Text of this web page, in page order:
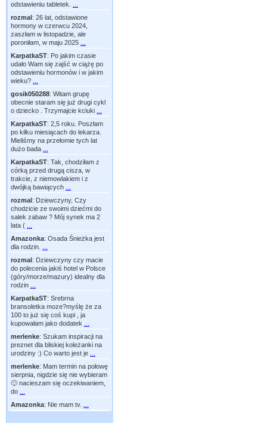
odstawieniu tabletek.
rozmal: 26 lat, odstawione
hormony w czerwcu 2024,
zaszłam w listopadzie, ale
poroniłam, w maju 2025
KarpatkaST: Po jakim czasie
udało Wam się zajść w ciążę po
odstawieniu hormonów i w jakim
wieku?
gosik050288: Witam grupę
obecnie staram się już drugi cykl
o dziecko . Trzymajcie kciuki
KarpatkaST: 2,5 roku. Poszłam
po kilku miesiącach do lekarza.
Mieliśmy na przełomie tych lat
dużo bada
KarpatkaST: Tak, chodziłam z
córką przed drugą cisza, w
trakcie, z niemowlakiem i z
dwójką bawiących
rozmal: Dziewczyny, Czy
chodzicie ze swoimi dziećmi do
salek zabaw ? Mój synek ma 2
lata (
Amazonka: Osada Śnieżka jest
dla rodzin.
rozmal: Dziewczyny czy macie
do polecenia jakiś hotel w Polsce
(góry/morze/mazury) idealny dla
rodzin
KarpatkaST: Srebrna
bransoletka moze?myślę że za
100 to już się coś kupi , ja
kupowałam jako dodatek
merlenke: Szukam inspiracji na
preznet dla bliskiej koleżanki na
urodziny :) Co warto jest je
merlenke: Mam termin na połowę
sierpnia, nigdzie się nie wybieram
🙂 nacieszam się oczekiwaniem,
do
Amazonka: Nie mam tv.